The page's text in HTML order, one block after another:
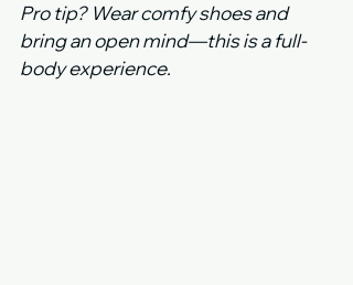
Pro tip? Wear comfy shoes and
bring an open mind—this is a full-
body experience.